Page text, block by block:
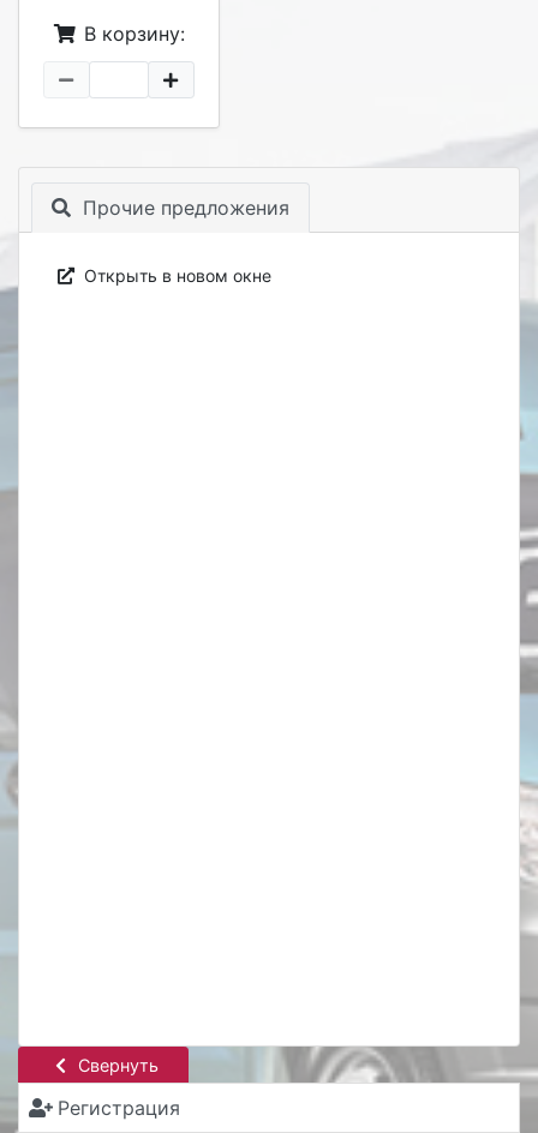
Свернуть
Регистрация
В корзину:
Прочие предложения
Открыть в новом окне